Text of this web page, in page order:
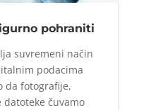
pohraniti
suvremeni način
podacima
da fotografije,
čuvamo